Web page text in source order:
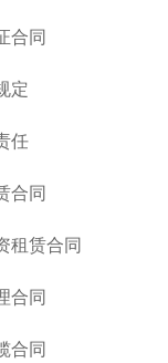
合同
定
任
合同
赁合同
合同
合同